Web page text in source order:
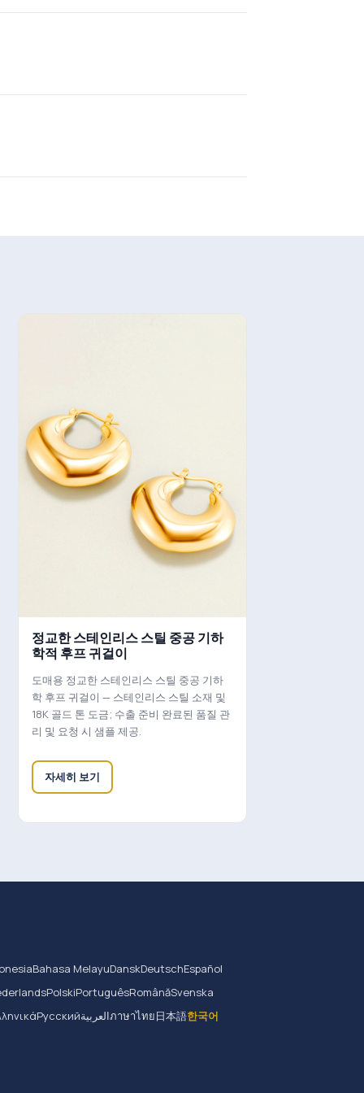
정교한 스테인리스 스틸 중공 기하
학적 후프 귀걸이
도매용 정교한 스테인리스 스틸 중공 기하
학 후프 귀걸이 — 스테인리스 스틸 소재 및
18K 골드 톤 도금; 수출 준비 완료된 품질 관
리 및 요청 시 샘플 제공.
자세히 보기
Bahasa MelayuDanskDeutschEspañol
PolskiPortuguêsRomânăSvenska
Русскийالعربيةภาษาไทย日本語한국어